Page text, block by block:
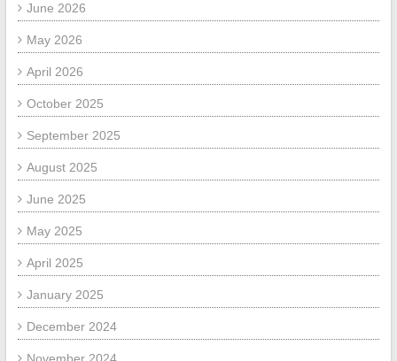
June 2026
May 2026
April 2026
October 2025
September 2025
August 2025
June 2025
May 2025
April 2025
January 2025
December 2024